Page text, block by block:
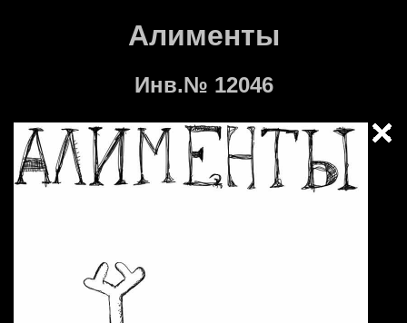
Алименты
Инв.№ 12046